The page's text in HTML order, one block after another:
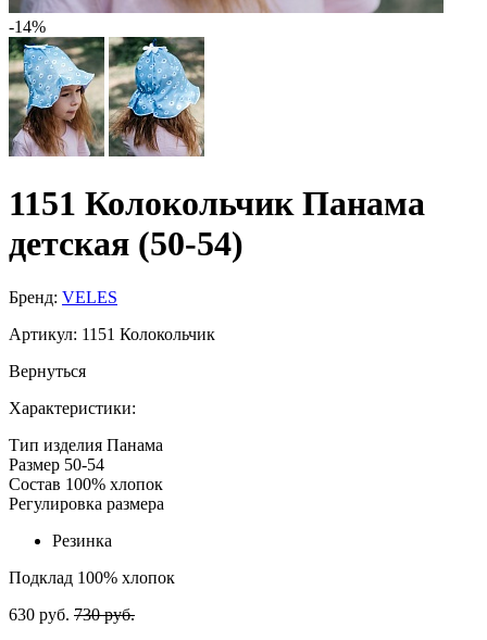
-14%
1151 Колокольчик Панама
детская (50-54)
Бренд: VELES
Артикул: 1151 Колокольчик
Вернуться
Характеристики:
Тип изделия Панама
Размер 50-54
Состав 100% хлопок
Регулировка размера
Резинка
Подклад 100% хлопок
630 руб. 730 руб.